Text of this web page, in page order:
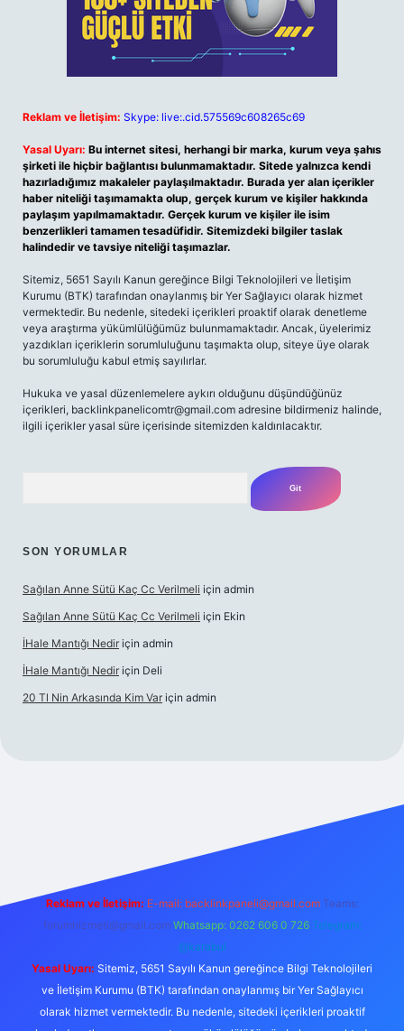
Reklam ve İletişim: Skype: live:.cid.575569c608265c69
Yasal Uyarı: Bu internet sitesi, herhangi bir marka, kurum veya şahıs
şirketi ile hiçbir bağlantısı bulunmamaktadır. Sitede yalnızca kendi
hazırladığımız makaleler paylaşılmaktadır. Burada yer alan içerikler
haber niteliği taşımamakta olup, gerçek kurum ve kişiler hakkında
paylaşım yapılmamaktadır. Gerçek kurum ve kişiler ile isim
benzerlikleri tamamen tesadüfidir. Sitemizdeki bilgiler taslak
halindedir ve tavsiye niteliği taşımazlar.
Sitemiz, 5651 Sayılı Kanun gereğince Bilgi Teknolojileri ve İletişim
Kurumu (BTK) tarafından onaylanmış bir Yer Sağlayıcı olarak hizmet
vermektedir. Bu nedenle, sitedeki içerikleri proaktif olarak denetleme
veya araştırma yükümlülüğümüz bulunmamaktadır. Ancak, üyelerimiz
yazdıkları içeriklerin sorumluluğunu taşımakta olup, siteye üye olarak
bu sorumluluğu kabul etmiş sayılırlar.
Hukuka ve yasal düzenlemelere aykırı olduğunu düşündüğünüz
içerikleri, backlinkpanelicomtr@gmail.com adresine bildirmeniz halinde,
ilgili içerikler yasal süre içerisinde sitemizden kaldırılacaktır.
SON YORUMLAR
Sağılan Anne Sütü Kaç Cc Verilmeli için admin
Sağılan Anne Sütü Kaç Cc Verilmeli için Ekin
İHale Mantığı Nedir için admin
İHale Mantığı Nedir için Deli
20 Tl Nin Arkasında Kim Var için admin
Reklam ve İletişim: E-mail: backlinkpaneli@gmail.com Teams:
forumhizmeti@gmail.com Whatsapp: 0262 606 0 726 Telegram:
@karabul
Yasal Uyarı: Sitemiz, 5651 Sayılı Kanun gereğince Bilgi Teknolojileri
ve İletişim Kurumu (BTK) tarafından onaylanmış bir Yer Sağlayıcı
olarak hizmet vermektedir. Bu nedenle, sitedeki içerikleri proaktif